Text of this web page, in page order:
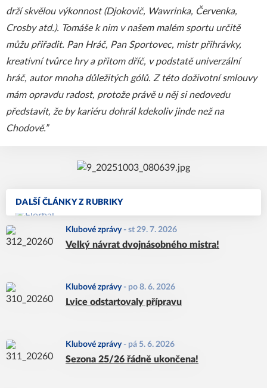
DALŠÍ ČLÁNKY Z RUBRIKY
Klubové zprávy- st 29. 7. 2026
Velký návrat dvojnásobného mistra!
Klubové zprávy- po 8. 6. 2026
Lvice odstartovaly přípravu
Klubové zprávy- pá 5. 6. 2026
Sezona 25/26 řádně ukončena!
drží skvělou výkonnost (Djokovič, Wawrinka, Červenka,
Crosby atd.). Tomáše k nim v našem malém sportu určitě
můžu přiřadit. Pan Hráč, Pan Sportovec, mistr přihrávky,
kreativní tvůrce hry a přitom dříč, v podstatě univerzální
hráč, autor mnoha důležitých gólů. Z této doživotní smlouvy
mám opravdu radost, protože právě u něj si nedovedu
představit, že by kariéru dohrál kdekoliv jinde než na
Chodově.”